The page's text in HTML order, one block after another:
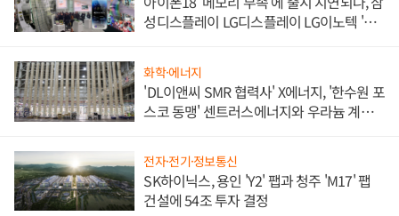
성디스플레이 LG디스플레이 LG이노텍 '탈
화학·에너지
'DL이앤씨 SMR 협력사' X에너지, '한수원 포
스코 동맹' 센트러스에너지와 우라늄 계약
전자·전기·정보통신
SK하이닉스, 용인 'Y2' 팹과 청주 'M17' 팹
건설에 54조 투자 결정